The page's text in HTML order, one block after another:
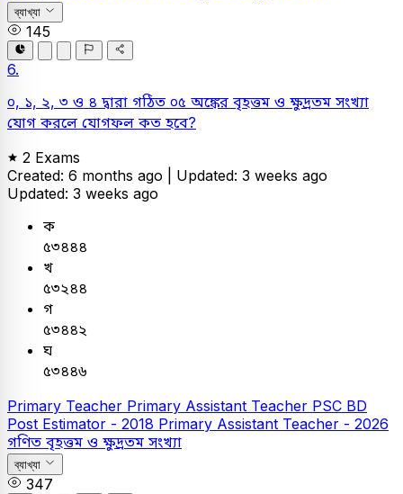
ব্যাখ্যা
145
6.
০, ১, ২, ৩ ও ৪ দ্বারা গঠিত ০৫ অঙ্কের বৃহত্তম ও ক্ষুদ্রতম সংখ্যা
যোগ করলে যোগফল কত হবে?
2 Exams
Created: 6 months ago | Updated: 3 weeks ago
Updated: 3 weeks ago
ক
৫৩৪৪৪
খ
৫৩২৪৪
গ
৫৩৪৪২
ঘ
৫৩৪৪৬
Primary Teacher Primary Assistant Teacher PSC BD
Post Estimator - 2018 Primary Assistant Teacher - 2026
গণিত বৃহত্তম ও ক্ষুদ্রতম সংখ্যা
ব্যাখ্যা
347